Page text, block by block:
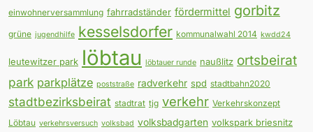
einwohnerversammlung fahrradständer fördermittel gorbitz
grüne jugendhilfe kesselsdorfer kommunalwahl 2014 kwdd24
leutewitzer park löbtau löbtauer runde naußlitz ortsbeirat
park parkplätze poststraße radverkehr spd stadtbahn2020
stadtbezirksbeirat stadtrat tjg verkehr Verkehrskonzept
Löbtau verkehrsversuch volksbad volksbadgarten volkspark briesnitz